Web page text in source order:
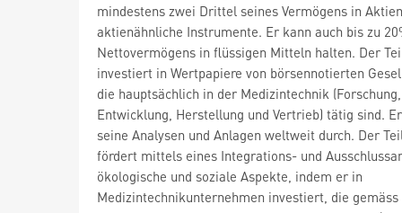
mindestens zwei Drittel seines Vermögens in
aktienähnliche Instrumente. Er kann auch bis zu
Nettovermögens in flüssigen Mitteln halten. Der
investiert in Wertpapiere von börsennotierten
die hauptsächlich in der Medizintechnik (Forschung,
Entwicklung, Herstellung und Vertrieb) tätig sind.
seine Analysen und Anlagen weltweit durch. Der
fördert mittels eines Integrations- und
ökologische und soziale Aspekte, indem er in
Medizintechnikunternehmen investiert, die gemäss